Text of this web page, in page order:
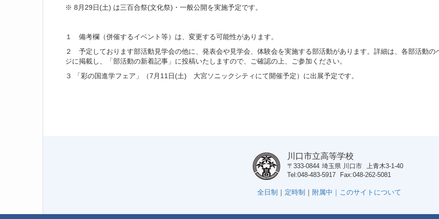
※ 8月29日(土) は三百合祭(文化祭)・一般公開を実施予定です。
１ 備考欄（併催するイベント等）は、変更する可能性があります。
２ 予定しております部活動見学会の他に、発表会や見学会、体験会を実施する部活動があります。詳細は、各部活動の
ジに掲載し、「部活動の新着記事」に投稿いたしますので、ご確認の上、ご参加ください。
３ 「彩の国進学フェア」（7月11日(土) 大宮ソニックシティにて開催予定）に出展予定です。
川口市立高等学校
〒333-0844 埼玉県 川口市 上青木3-1-40
Tel 048-483-5917 Fax 048-262-5081
全日制 ｜ 定時制 ｜ 附属中｜ このサイトについて